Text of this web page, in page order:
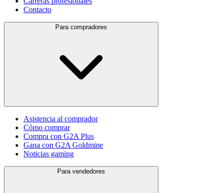
Contacto
Para compradores
Asistencia al comprador
Cómo comprar
Compra con G2A Plus
Gana con G2A Goldmine
Noticias gaming
Para vendedores